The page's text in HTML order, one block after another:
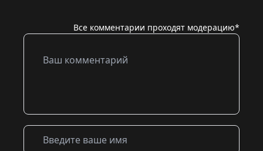
Все комментарии проходят модерацию*